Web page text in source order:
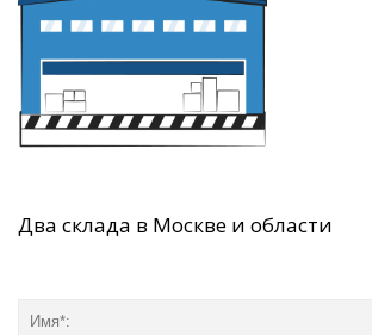
Два склада в Москве и области